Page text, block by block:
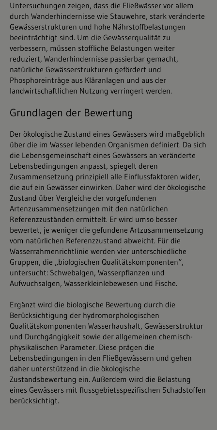
Untersuchungen zeigen, dass die Fließwässer vor allem
durch Wanderhindernisse wie Stauwehre, stark veränderte
Gewässerstrukturen und hohe Nährstoffbelastungen
beeinträchtigt sind. Um die Gewässerqualität zu
verbessern, müssen stoffliche Belastungen weiter
reduziert, Wanderhindernisse passierbar gemacht,
natürliche Gewässerstrukturen gefördert und
Phosphoreinträge aus Kläranlagen und aus der
landwirtschaftlichen Nutzung verringert werden.
Grundlagen der Bewertung
Der ökologische Zustand eines Gewässers wird maßgeblich
über die im Wasser lebenden Organismen definiert. Da sich
die Lebensgemeinschaft eines Gewässers an veränderte
Lebensbedingungen anpasst, spiegelt deren
Zusammensetzung prinzipiell alle Einflussfaktoren wider,
die auf ein Gewässer einwirken. Daher wird der ökologische
Zustand über Vergleiche der vorgefundenen
Artenzusammensetzungen mit den natürlichen
Referenzzuständen ermittelt. Er wird umso besser
bewertet, je weniger die gefundene Artzusammensetzung
vom natürlichen Referenzzustand abweicht. Für die
Wasserrahmenrichtlinie werden vier unterschiedliche
Gruppen, die „biologischen Qualitätskomponenten“,
untersucht: Schwebalgen, Wasserpflanzen und
Aufwuchsalgen, Wasserkleinlebewesen und Fische.
Ergänzt wird die biologische Bewertung durch die
Berücksichtigung der hydromorphologischen
Qualitätskomponenten Wasserhaushalt, Gewässerstruktur
und Durchgängigkeit sowie der allgemeinen chemisch-
physikalischen Parameter. Diese prägen die
Lebensbedingungen in den Fließgewässern und gehen
daher unterstützend in die ökologische
Zustandsbewertung ein. Außerdem wird die Belastung
eines Gewässers mit flussgebietsspezifischen Schadstoffen
berücksichtigt.